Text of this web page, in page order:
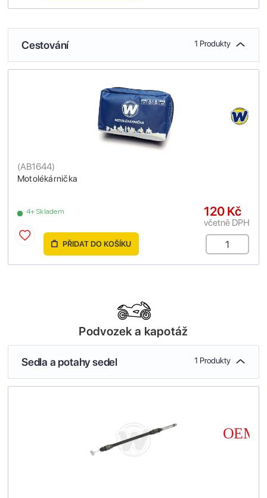
Cestování 1 Produkty
Motolékárnička
(AB1644)
4+ Skladem 120 Kč
včetně DPH
PŘIDAT DO KOŠÍKU
Podvozek a kapotáž
Sedla a potahy sedel 1 Produkty